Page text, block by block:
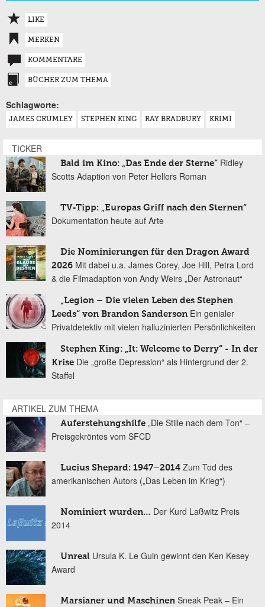
LIKE
MERKEN
KOMMENTARE
BÜCHER ZUM THEMA
Schlagworte:
JAMES CRUMLEY STEPHEN KING RAY BRADBURY KRIMI
TICKER
Bald im Kino: „Das Ende der Sterne“ Ridley
Scotts Adaption von Peter Hellers Roman
TV-Tipp: „Europas Griff nach den Sternen“
Dokumentation heute auf Arte
Die Nominierungen für den Dragon Award
2026 Mit dabei u.a. James Corey, Joe Hill, Petra Lord
& die Filmadaption von Andy Weirs „Der Astronaut“
„Legion – Die vielen Leben des Stephen
Leeds“ von Brandon Sanderson Ein genialer
Privatdetektiv mit vielen halluzinierten Persönlichkeiten
Stephen King: „It: Welcome to Derry“ - In der
Krise Die „große Depression“ als Hintergrund der 2.
Staffel
ARTIKEL ZUM THEMA
Auferstehungshilfe „Die Stille nach dem Ton“ –
Preisgekröntes vom SFCD
Lucius Shepard: 1947–2014 Zum Tod des
amerikanischen Autors („Das Leben im Krieg“)
Nominiert wurden… Der Kurd Laßwitz Preis
2014
Unreal Ursula K. Le Guin gewinnt den Ken Kesey
Award
Marsianer und Maschinen Sneak Peak – Ein